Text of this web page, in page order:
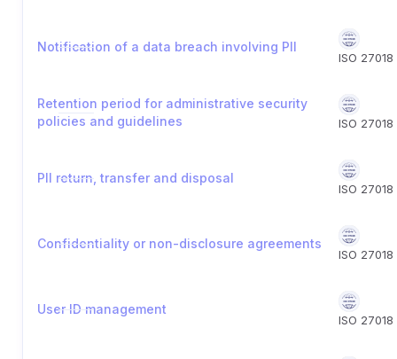
Notification of a data breach involving PII
ISO 27018
Retention period for administrative security
policies and guidelines
ISO 27018
PII return, transfer and disposal
ISO 27018
Confidentiality or non-disclosure agreements
ISO 27018
User ID management
ISO 27018